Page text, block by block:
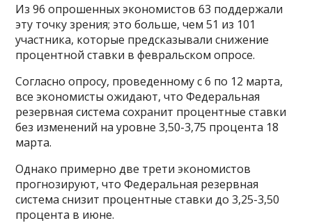
Из 96 опрошенных экономистов 63 поддержали
эту точку зрения; это больше, чем 51 из 101
участника, которые предсказывали снижение
процентной ставки в февральском опросе.
Согласно опросу, проведенному с 6 по 12 марта,
все экономисты ожидают, что Федеральная
резервная система сохранит процентные ставки
без изменений на уровне 3,50-3,75 процента 18
марта.
Однако примерно две трети экономистов
прогнозируют, что Федеральная резервная
система снизит процентные ставки до 3,25-3,50
процента в июне.